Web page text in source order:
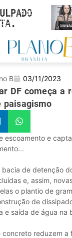
B 03/11/2023
DF começa a
paisagismo
escoamento e
de detenção
e, assim,
o plantio de
de
e saída de água na
concreto reduzem a